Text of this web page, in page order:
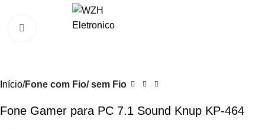
Clique para ampliar
Início Fone com Fio/ sem Fio
Fone Gamer para PC 7.1 Sound Knup KP-464